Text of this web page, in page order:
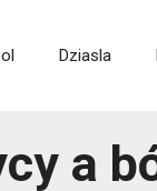
Dziasla
a